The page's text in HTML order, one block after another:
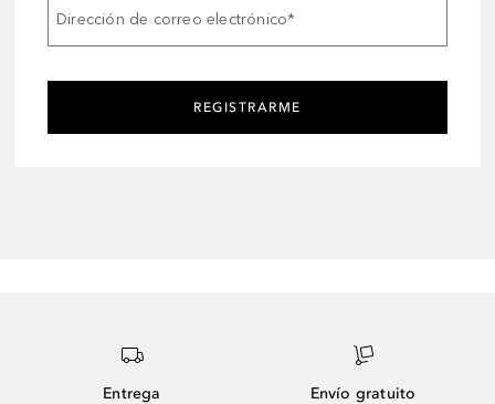
Dirección de correo electrónico*
REGISTRARME
Entrega
Envío gratuito